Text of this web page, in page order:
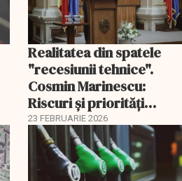
Realitatea din spatele
"recesiunii tehnice".
Cosmin Marinescu:
Riscuri și priorități
pentru România în 2026
23 FEBRUARIE 2026